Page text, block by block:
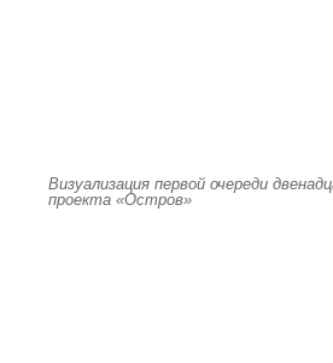
Визуализация первой очереди
проекта «Остров»